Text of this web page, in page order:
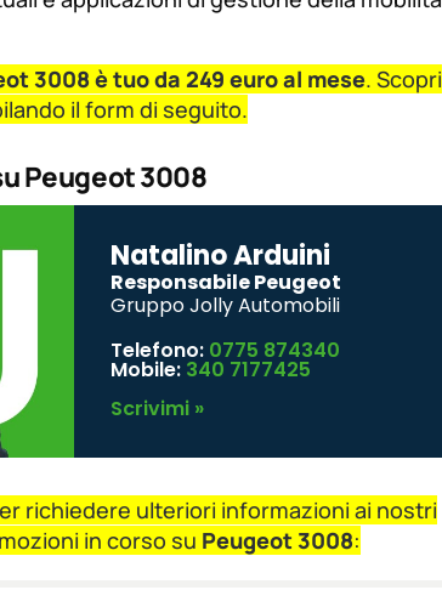
3008 è tuo da 249 euro al mese. Scopri
il form di seguito.
Peugeot 3008
Natalino Arduini
Responsabile Peugeot
Gruppo Jolly Automobili
Telefono: 0775 874340
Mobile: 340 7177425
Scrivimi »
richiedere ulteriori informazioni ai nostri
in corso su Peugeot 3008: